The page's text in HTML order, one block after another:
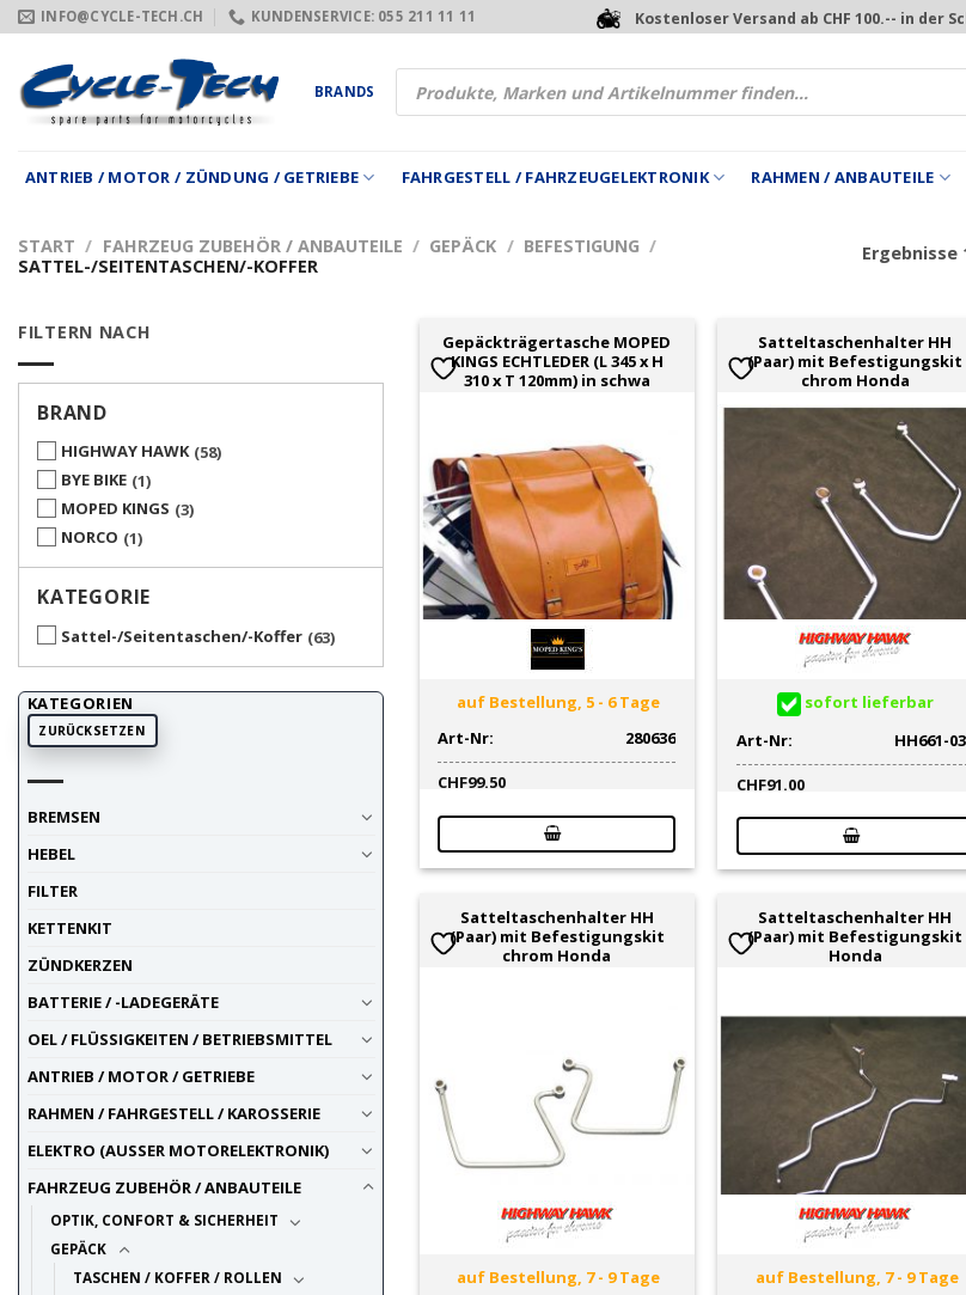
Zum
Inhalt
springen
INFO@CYCLE-TECH.CH KUNDENSERVICE: 055 211 11 11 Kostenloser Versand ab CHF 100.-- in der
BRANDS
Products
search
ANTRIEB / MOTOR / ZÜNDUNG / GETRIEBE FAHRGESTELL / FAHRZEUGELEKTRONIK RAHMEN / ANBAUTEILE
START / FAHRZEUG ZUBEHÖR / ANBAUTEILE / GEPÄCK / BEFESTIGUNG /
SATTEL-/SEITENTASCHEN/-KOFFER
Ergebnisse
FILTERN NACH
BRAND
HIGHWAY HAWK 58
BYE BIKE 1
MOPED KINGS 3
NORCO 1
KATEGORIE
Sattel-/Seitentaschen/-Koffer 63
KATEGORIEN
ZURÜCKSETZEN
BREMSEN
HEBEL
FILTER
KETTENKIT
ZÜNDKERZEN
BATTERIE / -LADEGERÄTE
OEL / FLÜSSIGKEITEN / BETRIEBSMITTEL
ANTRIEB / MOTOR / GETRIEBE
RAHMEN / FAHRGESTELL / KAROSSERIE
ELEKTRO (AUSSER MOTORELEKTRONIK)
FAHRZEUG ZUBEHÖR / ANBAUTEILE
OPTIK, CONFORT & SICHERHEIT
GEPÄCK
TASCHEN / KOFFER / ROLLEN
Gepäckträgertasche MOPED
KINGS ECHTLEDER (L 345 x H
310 x T 120mm) in schwa
auf Bestellung, 5 - 6 Tage
Art-Nr:
280636
CHF99.50
Satteltaschenhalter HH
(Paar) mit Befestigungskit
chrom Honda
sofort lieferbar
Art-Nr:
HH661-
CHF91.00
Satteltaschenhalter HH
(Paar) mit Befestigungskit
chrom Honda
auf Bestellung, 7 - 9 Tage
Satteltaschenhalter HH
(Paar) mit Befestigungskit
Honda
auf Bestellung, 7 - 9 Tage